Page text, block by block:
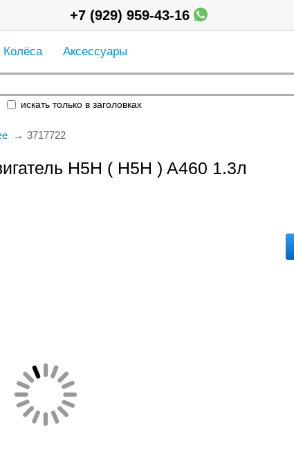
+7 (929) 959-43-16
Колёса Аксессуары
искать только в заголовках
3717722
H5H ( Н5Н ) A460 1.3л